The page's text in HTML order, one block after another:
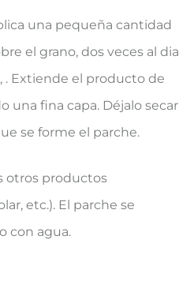
una pequeña cantidad
el grano, dos veces al dia
. Extiende el producto de
una fina capa. Déjalo secar
se forme el parche.
otros productos
etc.). El parche se
con agua.